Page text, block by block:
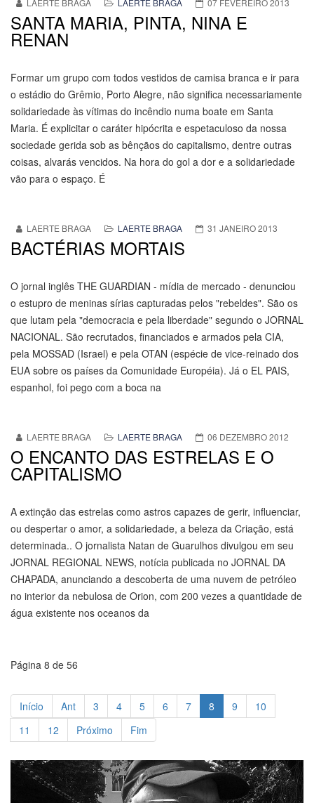
LAERTE BRAGA LAERTE BRAGA 07 FEVEREIRO 2013
SANTA MARIA, PINTA, NINA E
RENAN
Formar um grupo com todos vestidos de camisa branca e ir para
o estádio do Grêmio, Porto Alegre, não significa necessariamente
solidariedade às vítimas do incêndio numa boate em Santa
Maria. É explicitar o caráter hipócrita e espetaculoso da nossa
sociedade gerida sob as bênçãos do capitalismo, dentre outras
coisas, alvarás vencidos. Na hora do gol a dor e a solidariedade
vão para o espaço. É
LAERTE BRAGA LAERTE BRAGA 31 JANEIRO 2013
BACTÉRIAS MORTAIS
O jornal inglês THE GUARDIAN - mídia de mercado - denunciou
o estupro de meninas sírias capturadas pelos "rebeldes". São os
que lutam pela "democracia e pela liberdade" segundo o JORNAL
NACIONAL. São recrutados, financiados e armados pela CIA,
pela MOSSAD (Israel) e pela OTAN (espécie de vice-reinado dos
EUA sobre os países da Comunidade Européia). Já o EL PAIS,
espanhol, foi pego com a boca na
LAERTE BRAGA LAERTE BRAGA 06 DEZEMBRO 2012
O ENCANTO DAS ESTRELAS E O
CAPITALISMO
A extinção das estrelas como astros capazes de gerir, influenciar,
ou despertar o amor, a solidariedade, a beleza da Criação, está
determinada.. O jornalista Natan de Guarulhos divulgou em seu
JORNAL REGIONAL NEWS, notícia publicada no JORNAL DA
CHAPADA, anunciando a descoberta de uma nuvem de petróleo
no interior da nebulosa de Orion, com 200 vezes a quantidade de
água existente nos oceanos da
Página 8 de 56
Início Ant 3 4 5 6 7 8 9
10
11
12 Próximo Fim